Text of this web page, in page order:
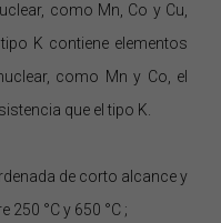
como Mn, Co y Cu,
K contiene elementos
como Mn y Co, el
que el tipo K.
de corto alcance y
250 °C y 650 °C ;